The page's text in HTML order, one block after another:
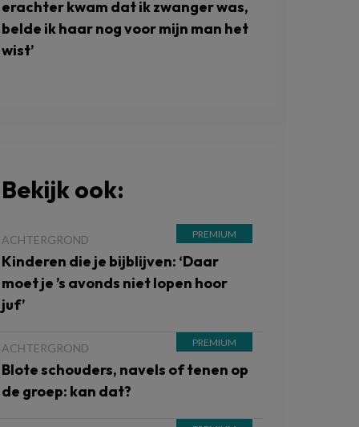
erachter kwam dat ik zwanger was,
belde ik haar nog voor mijn man het
wist’
Bekijk ook:
ACHTERGROND
Kinderen die je bijblijven: ‘Daar
moet je ’s avonds niet lopen hoor
juf’
ACHTERGROND
Blote schouders, navels of tenen op
de groep: kan dat?